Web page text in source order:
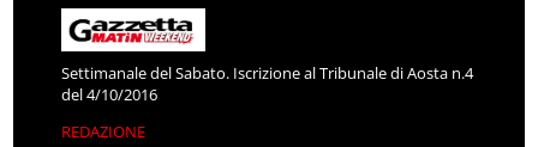
Settimanale del Sabato. Iscrizione al Tribunale di Aosta n.4
del 4/10/2016
REDAZIONE